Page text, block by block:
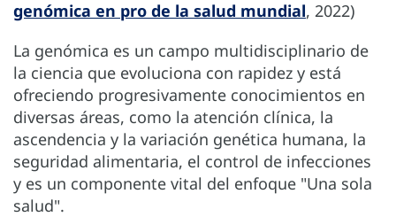
genómica en pro de la salud mundial, 2022)
La genómica es un campo multidisciplinario de
la ciencia que evoluciona con rapidez y está
ofreciendo progresivamente conocimientos en
diversas áreas, como la atención clínica, la
ascendencia y la variación genética humana, la
seguridad alimentaria, el control de infecciones
y es un componente vital del enfoque "Una sola
salud".